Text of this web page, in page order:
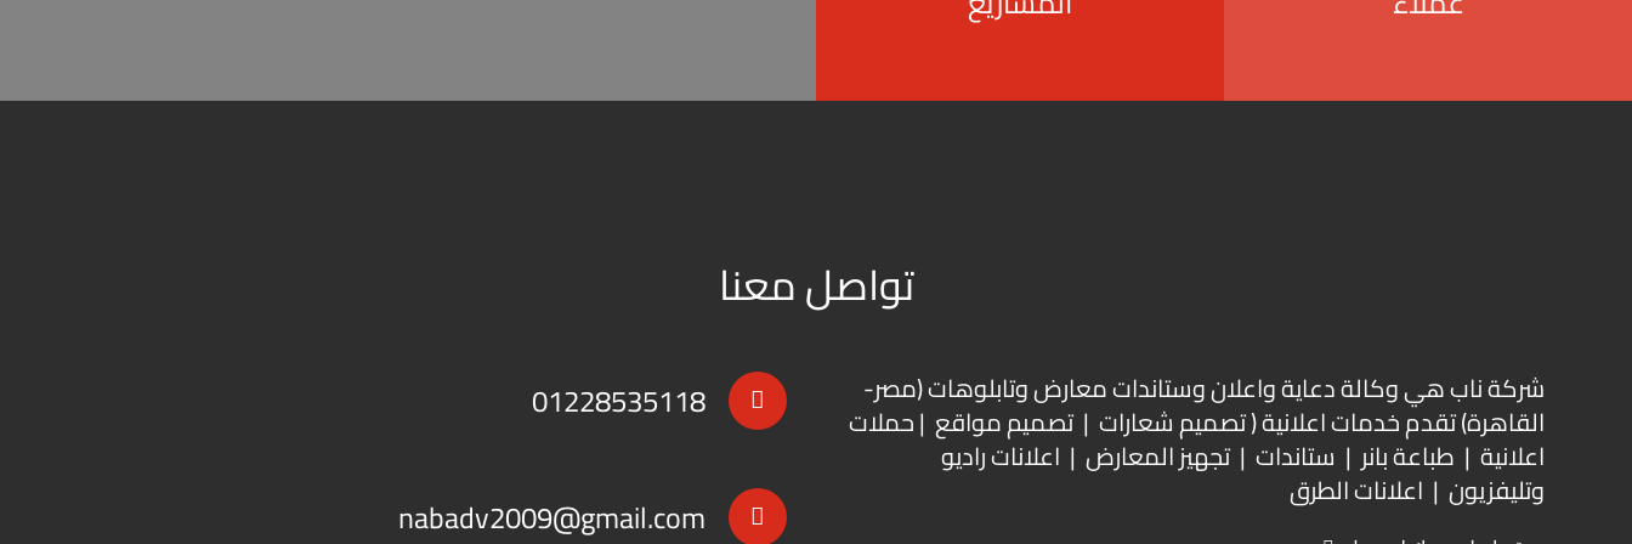
تواصل معنا
شركة ناب هي وكالة دعاية واعلان وستاندات معارضوتابلوهات(مصر-
القاهرة) تقدم خدمات اعلانية ( تصميم شعارات | تصميم مواقع | حملات
اعلانية | طباعة بانر | ستاندات | تجهيز المعارض | اعلانات راديو
وتليفزيون | اعلانات الطرق
01228535118
nabadv2009@gmail.com